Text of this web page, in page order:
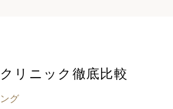
リニック徹底比較
グ